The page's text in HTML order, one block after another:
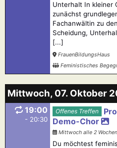
Unterhalt In kleiner
zunächst
Fachanwältin zu
Scheidung,
[...]
FrauenBildungsHaus
Feministisches
Mittwoch, 07. Oktober
19:00
- 20:30
Offenes Treffen
Demo-Chor
Mittwoch alle 2 Wochen
Du möchtest